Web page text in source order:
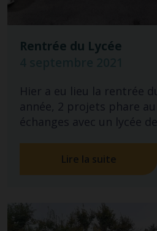
Rentrée du Lycée
Hier a eu lieu la rentrée
année, 2 projets phare
échanges avec un lycée
Lire la suite